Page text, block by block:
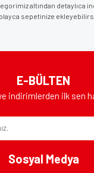
altından detaylıca
sepetinize
E-BÜLTEN
indirimlerden ilk sen
Sosyal Medya